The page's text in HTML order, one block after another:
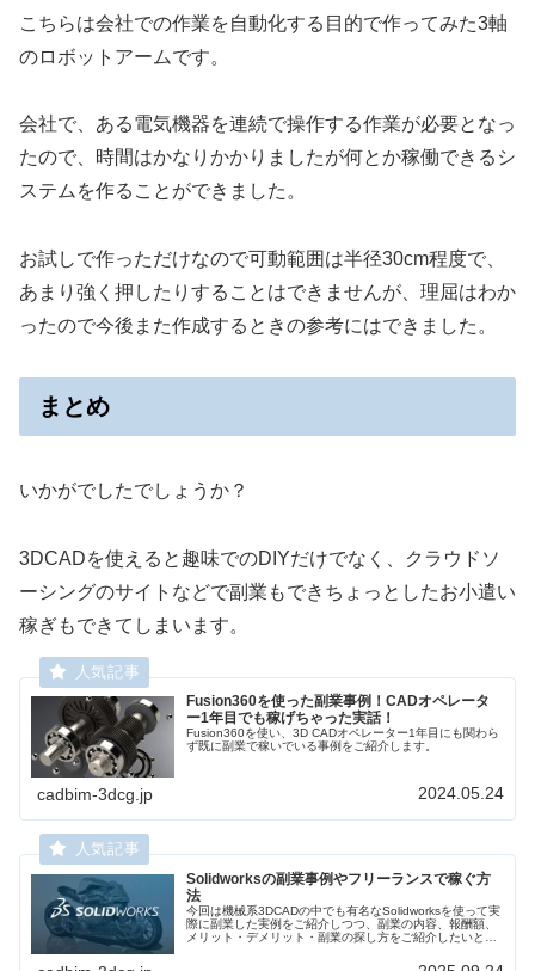
こちらは会社での作業を自動化する目的で作ってみた3軸
のロボットアームです。
会社で、ある電気機器を連続で操作する作業が必要となっ
たので、時間はかなりかかりましたが何とか稼働できるシ
ステムを作ることができました。
お試しで作っただけなので可動範囲は半径30cm程度で、
あまり強く押したりすることはできませんが、理屈はわか
ったので今後また作成するときの参考にはできました。
まとめ
いかがでしたでしょうか？
3DCADを使えると趣味でのDIYだけでなく、クラウドソ
ーシングのサイトなどで副業もできちょっとしたお小遣い
稼ぎもできてしまいます。
Fusion360を使った副業事例！CADオペレータ
ー1年目でも稼げちゃった実話！
Fusion360を使い、3D CADオペレーター1年目にも関わら
ず既に副業で稼いでいる事例をご紹介します。
cadbim-3dcg.jp 2024.05.24
Solidworksの副業事例やフリーランスで稼ぐ方
法
今回は機械系3DCADの中でも有名なSolidworksを使って実
際に副業した実例をご紹介しつつ、副業の内容、報酬額、
メリット・デメリット・副業の探し方をご紹介したいと思